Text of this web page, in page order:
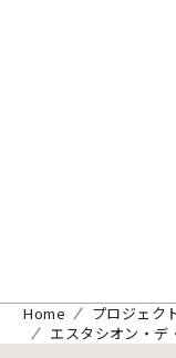
Home
プロジェク
エスタシオン・デ